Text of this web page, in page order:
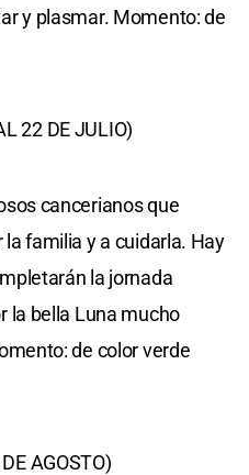
y plasmar. Momento: de
22 DE JULIO)
cancerianos que
familia y a cuidarla. Hay
la jornada
la bella Luna mucho
de color verde
AGOSTO)